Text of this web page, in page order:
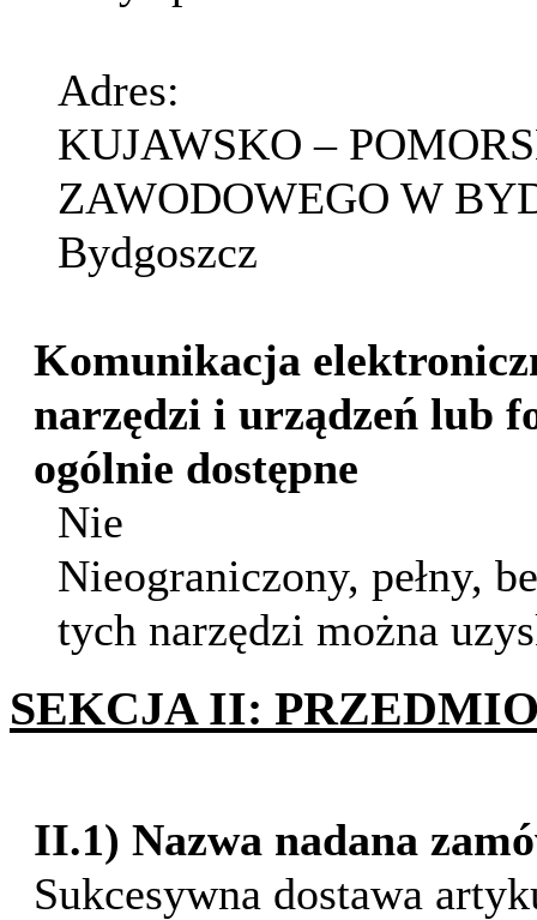
Adres:
KUJAWSKO –
ZAWODOWEGO W
Bydgoszcz
Komunikacja
narzędzi i urządzeń lub
ogólnie dostępne
Nie
Nieograniczony, pełny,
tych narzędzi można
SEKCJA II:
II.1) Nazwa nadana
Sukcesywna dostawa